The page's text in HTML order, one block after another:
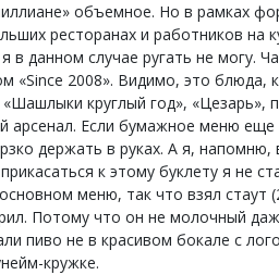
объемное. Но в рамках
ресторанах и работников на
в данном случае ругать не могу.
«Since 2008». Видимо, это блюда,
«Шашлыки круглый год», «Цезарь»,
арсенал. Если бумажное меню еще
держать в руках. А я, напомню,
к этому буклету я не
меню, так что взял стаут
Потому что он не молочный
пиво не в красивом бокале с
кружке.